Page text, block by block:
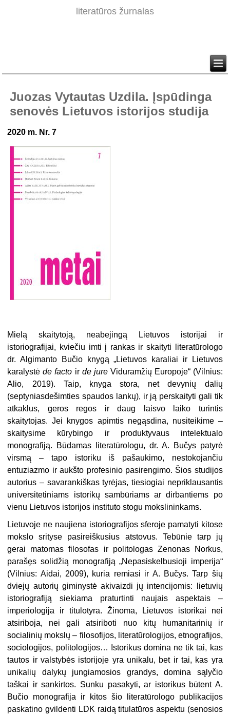
literatūros žurnalas
Juozas Vytautas Uzdila. Įspūdinga
senovės Lietuvos istorijos studija
2020 m. Nr. 7
Mielą skaitytoją, neabejingą Lietuvos istorijai ir
istoriografijai, kviečiu imti į rankas ir skaityti literatūrologo
dr. Algimanto Bučio knygą „Lietuvos karaliai ir Lietuvos
karalystėde facto ir de jureViduramžių Europoje“ (Vilnius:
Alio, 2019). Taip, knyga stora, net devynių dalių
(septyniasdešimties spaudos lankų), ir ją perskaityti gali tik
atkaklus, geros regos ir daug laisvo laiko turintis
skaitytojas. Jei knygos apimtis negąsdina, nusiteikime –
skaitysime kūrybingo ir produktyvaus intelektualo
monografiją. Būdamas literatūrologu, dr. A. Bučys patyrė
virsmą – tapo istoriku iš pašaukimo, nestokojančiu
entuziazmo ir aukšto profesinio pasirengimo. Šios studijos
autorius – savarankiškas tyrėjas, tiesiogiai nepriklausantis
universitetiniams istorikų sambūriams ar dirbantiems po
vienu Lietuvos istorijos instituto stogu mokslininkams.
Lietuvoje ne naujiena istoriografijos sferoje pamatyti kitose
mokslo srityse pasireiškusius atstovus. Tebūnie tarp jų
gerai matomas filosofas ir politologas Zenonas Norkus,
parašęs solidžią monografiją „Nepasiskelbusioji imperija“
(Vilnius: Aidai, 2009), kuria remiasi ir A. Bučys. Tarp šių
dviejų autorių giminystė akivaizdi jų intencijomis: lietuvių
istoriografiją siekiama praturtinti naujais aspektais –
imperiologija ir titulotyra. Žinoma, Lietuvos istorikai nei
atsiriboja, nei gali atsiriboti nuo kitų humanitarinių ir
socialinių mokslų – filosofijos, literatūrologijos, etnografijos,
sociologijos, politologijos… Istorikus domina ne tik tai, kas
tautos ir valstybės istorijoje yra unikalu, bet ir tai, kas yra
unikalių dalykų jungiamosios grandys, domina sąlyčio
taškai ir sankirtos. Sunku pasakyti, ar istorikus būtent A.
Bučio monografija ir kitos šio literatūrologo publikacijos
paskatino gvildenti LDK raidą titulatūros aspektu (senosios